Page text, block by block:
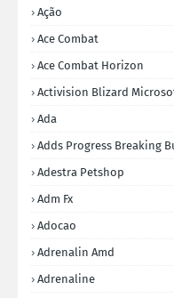
Ação
Ace Combat
Ace Combat Horizon
Activision Blizard
Ada
Adds Progress Breaking
Adestra Petshop
Adm Fx
Adocao
Adrenalin Amd
Adrenaline